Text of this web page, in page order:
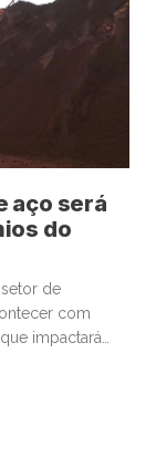
aço será
do
de
com
impactará